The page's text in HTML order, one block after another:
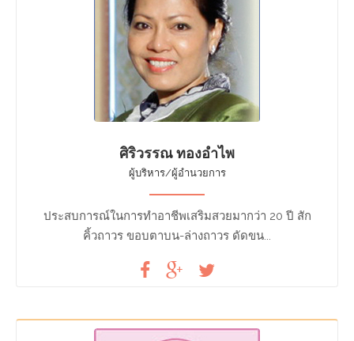
ศิริวรรณ ทองอำไพ
ผู้บริหาร/ผู้อำนวยการ
ประสบการณ์ในการทำอาชีพเสริมสวยมากว่า 20 ปี สัก
คิ้วถาวร ขอบตาบน-ล่างถาวร ดัดขน...